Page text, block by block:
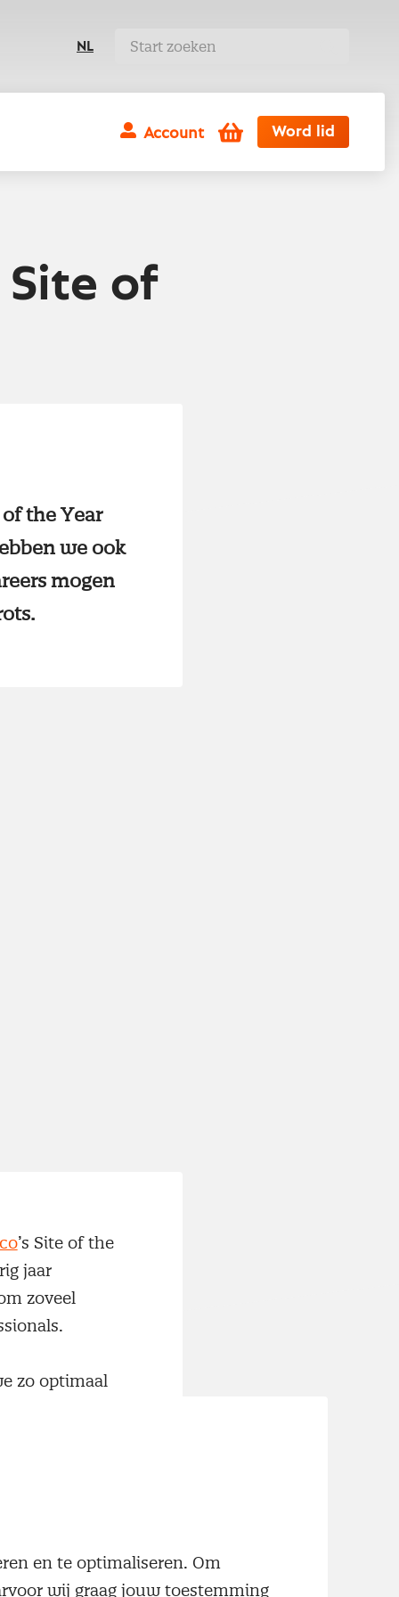
NL
Account Winkelwagen
Word lid
Site of
the Year
we ook
mogen
’s Site of the
jaar
zoveel
zo optimaal
te slaan
Een mooie
en te optimaliseren. Om
wij graag jouw toestemming